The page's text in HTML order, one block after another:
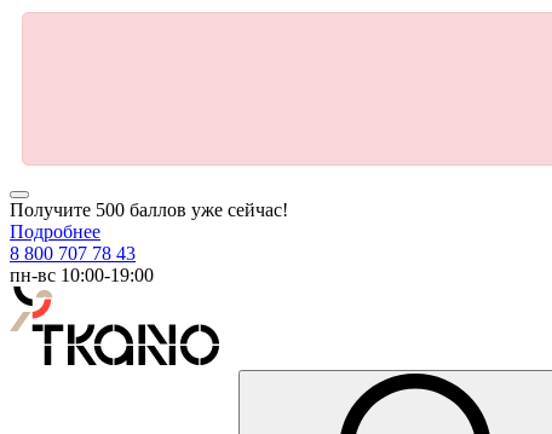
Получите 500 баллов уже сейчас!
Подробнее
8 800 707 78 43
пн-вс 10:00-19:00